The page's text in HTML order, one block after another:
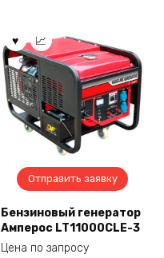
Отправить заявку
Бензиновый генератор
Амперос LT11000CLE-3
Цена по запросу